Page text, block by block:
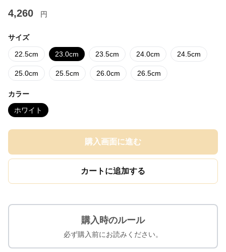
4,260 円
サイズ
22.5cm 23.0cm 23.5cm 24.0cm 24.5cm
25.0cm 25.5cm 26.0cm 26.5cm
カラー
ホワイト
購入画面に進む
カートに追加する
購入時のルール
必ず購入前にお読みください。